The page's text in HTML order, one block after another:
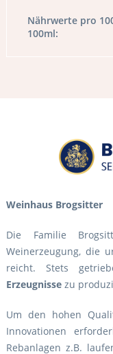
Nährwerte pro
100ml:
Weinhaus Brogsitter
Die Familie
Weinerzeugung, die
reicht. Stets
Erzeugnissezu
Um den hohen
Innovationen
Rebanlagen z.B.